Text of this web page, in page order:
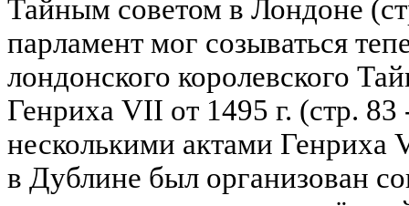
Тайным советом в Лондоне
парламент мог созываться
лондонского королевского
Генриха VII от 1495 г. (стр.
несколькими актами Генриха
в Дублине был организован